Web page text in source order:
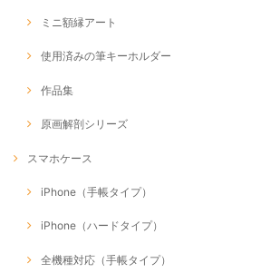
ミニ額縁アート
使用済みの筆キーホルダー
作品集
原画解剖シリーズ
スマホケース
iPhone（手帳タイプ）
iPhone（ハードタイプ）
全機種対応（手帳タイプ）